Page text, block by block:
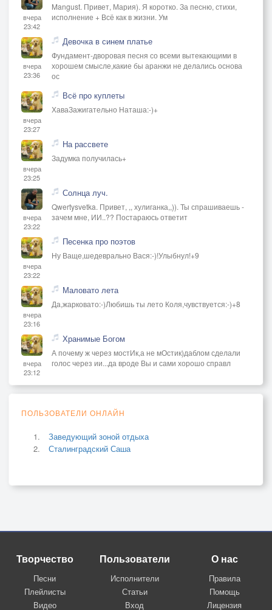
вчера
23:42
Mangust. Привет, Мария). Я коротко. За песню, стихи,
исполнение + Всё как в жизни. Ум
вчера
23:36
Девочка в синем платье
Фундамент-дворовая песня со всеми вытекающими в
хорошем смысле,какие бы аранжи не делались основа
ос
вчера
23:27
Всё про куплеты
ХаваЗажигательно Наташа:-)+
вчера
23:25
На рассвете
Задумка получилась+
вчера
23:22
Солнца луч.
Qwertysvetka. Привет, ,, хулиганка,,)). Ты спрашиваешь -
зачем мне, ИИ..?? Постараюсь ответит
вчера
23:22
Песенка про поэтов
Ну Ваще,шедеврально Вася:-)!Улыбнул!+9
вчера
23:16
Маловато лета
Да,жарковато:-)Любишь ты лето Коля,чувствуется:-)+8
вчера
23:12
Хранимые Богом
А почему ж через мостИк,а не мОстик)даблом сделали
голос через ии...да вроде Вы и сами хорошо справл
ПОЛЬЗОВАТЕЛИ ОНЛАЙН
Заведующий зоной отдыха
Сталинградский Саша
Творчество
Песни
Плейлисты
Видео
Пользователи
Исполнители
Статьи
Вход
О нас
Правила
Помощь
Лицензия